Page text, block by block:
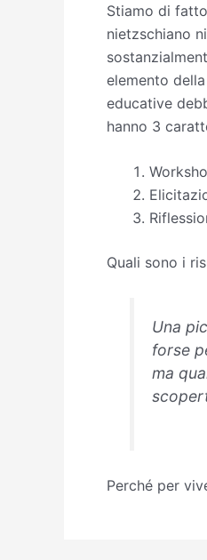
Stiamo di
nietzschiano
elemento
educative
hanno 3
Quali sono i
Una
forse
ma
Perché per